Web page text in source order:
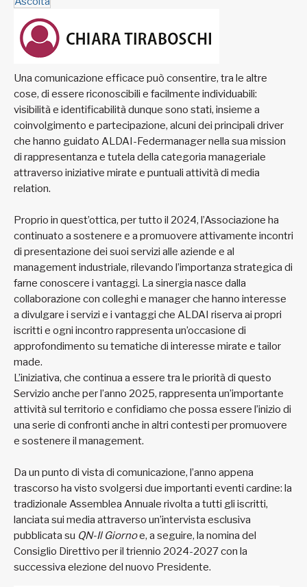
Una comunicazione efficace può consentire, tra le altre
cose, di essere riconoscibili e facilmente individuabili:
visibilità e identificabilità dunque sono stati, insieme a
coinvolgimento e partecipazione, alcuni dei principali driver
che hanno guidato ALDAI-Federmanager nella sua mission
di rappresentanza e tutela della categoria manageriale
attraverso iniziative mirate e puntuali attività di media
relation.
Proprio in quest’ottica, per tutto il 2024, l’Associazione ha
continuato a sostenere e a promuovere attivamente incontri
di presentazione dei suoi servizi alle aziende e al
management industriale, rilevando l’importanza strategica di
farne conoscere i vantaggi. La sinergia nasce dalla
collaborazione con colleghi e manager che hanno interesse
a divulgare i servizi e i vantaggi che ALDAI riserva ai propri
iscritti e ogni incontro rappresenta un’occasione di
approfondimento su tematiche di interesse mirate e tailor
made.
L’iniziativa, che continua a essere tra le priorità di questo
Servizio anche per l’anno 2025, rappresenta un’importante
attività sul territorio e confidiamo che possa essere l’inizio di
una serie di confronti anche in altri contesti per promuovere
e sostenere il management.
Da un punto di vista di comunicazione, l’anno appena
trascorso ha visto svolgersi due importanti eventi cardine: la
tradizionale Assemblea Annuale rivolta a tutti gli iscritti,
lanciata sui media attraverso un’intervista esclusiva
pubblicata su QN-Il Giornoe, a seguire, la nomina del
Consiglio Direttivo per il triennio 2024-2027 con la
successiva elezione del nuovo Presidente.